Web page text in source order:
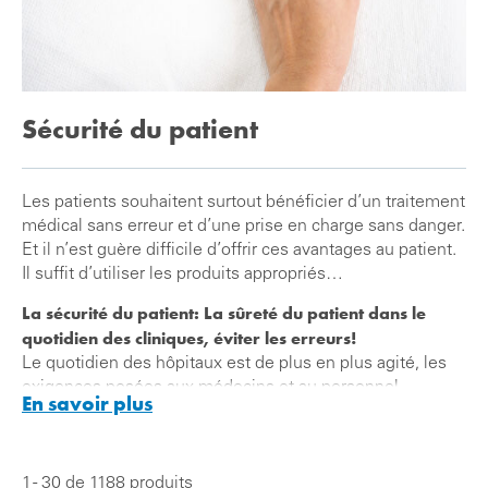
Sécurité du patient
Les patients souhaitent surtout bénéficier d’un traitement
médical sans erreur et d’une prise en charge sans danger.
Et il n’est guère difficile d’offrir ces avantages au patient.
Il suffit d’utiliser les produits appropriés…
La sécurité du patient: La sûreté du patient dans le
quotidien des cliniques, éviter les erreurs!
Le quotidien des hôpitaux est de plus en plus agité, les
exigences posées aux médecins et au personnel
soignant sont énormes. C’est pourquoi, il est très
La plupart des traitements médicaux incorrects et
En savoir plus
1 - 30 de 1188 produits